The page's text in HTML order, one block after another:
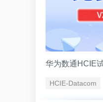
HCIE-Datacom